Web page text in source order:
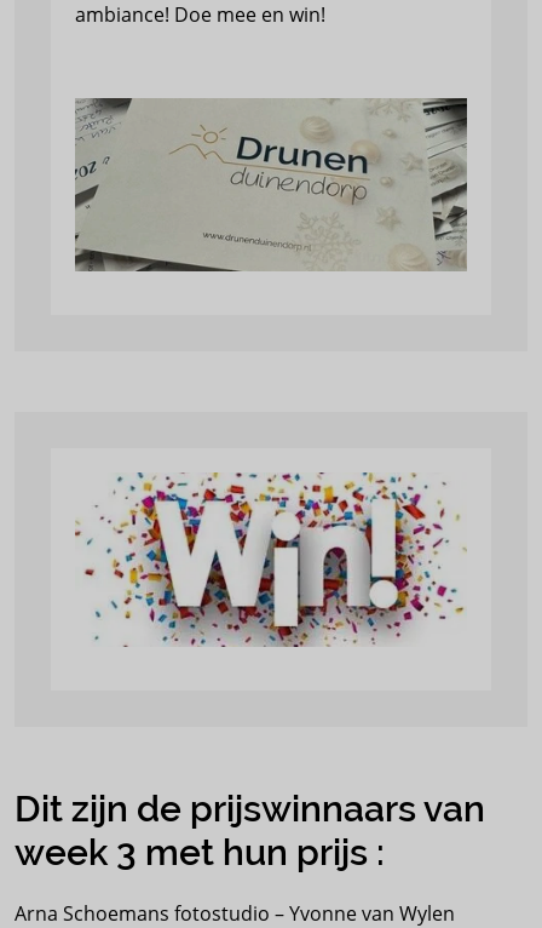
ambiance! Doe mee en win!
Dit zijn de prijswinnaars van
week 3 met hun prijs :
Arna Schoemans fotostudio – Yvonne van Wylen